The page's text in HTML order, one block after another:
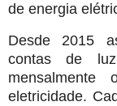
de energia
Desde 2015
contas de
eletricidade.